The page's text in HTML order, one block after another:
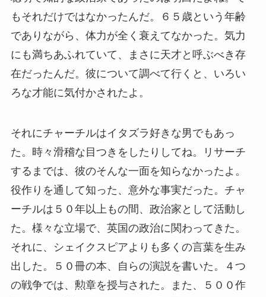
もそれだけではなかったんだ。６５歳という年齢
でありながら、体力が全く衰えてなかった。気力
にも満ちあふれていて、まさに天才と呼ぶべき存
在だったんだ。彼について調べて行くと、いろい
ろな才能に気付かされたよ。
それにチャーチルはイタズラ好きな男でもあっ
た。時々滑稽な目つきをしたりしてね。リサーチ
するまでは、彼のそんな一面を知らなかったよ。
役作りを通して知った、意外な事実だった。チャ
ーチルは５０年以上もの間、政治家として活動し
た。様々な立場で、英国の政治に関わってきた。
それに、シェイクスピアよりも多くの言葉を生み
出した。５０冊の本、自らの演説を書いた。４つ
の戦争では、勲章を授与された。また、５００作